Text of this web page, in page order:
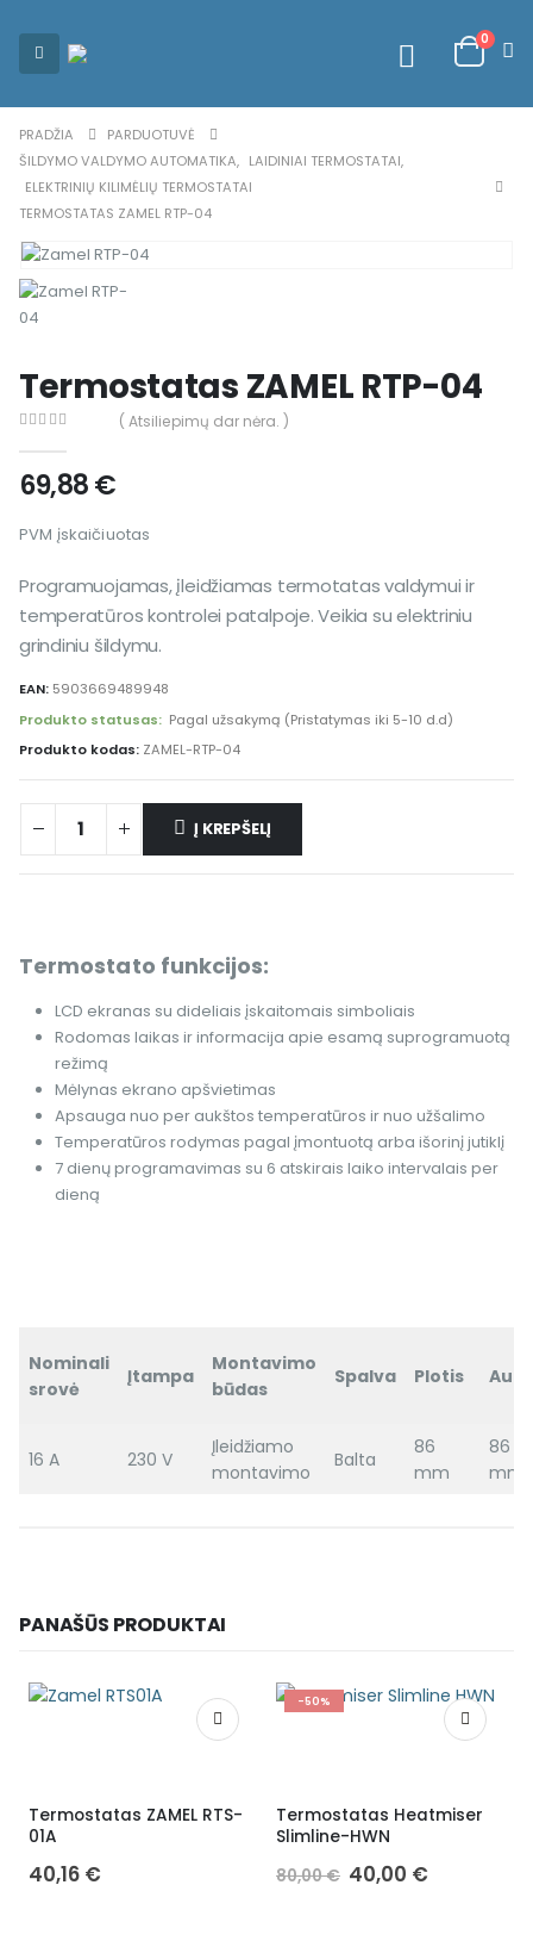
0
PRADŽIA
PARDUOTUVĖ
ŠILDYMO VALDYMO AUTOMATIKA, LAIDINIAI TERMOSTATAI,
ELEKTRINIŲ KILIMĖLIŲ TERMOSTATAI
TERMOSTATAS ZAMEL RTP-04
Termostatas ZAMEL RTP-04
( Atsiliepimų dar nėra. )
69,88€
PVM įskaičiuotas
Programuojamas, įleidžiamas termotatas valdymui ir
temperatūros kontrolei patalpoje. Veikia su elektriniu
grindiniu šildymu.
EAN: 5903669489948
Produkto statusas: Pagal užsakymą (Pristatymas iki 5-10 d.d)
Produkto kodas: ZAMEL-RTP-04
Į KREPŠELĮ
Termostato funkcijos:
LCD ekranas su dideliais įskaitomais simboliais
Rodomas laikas ir informacija apie esamą suprogramuotą
režimą
Mėlynas ekrano apšvietimas
Apsauga nuo per aukštos temperatūros ir nuo užšalimo
Temperatūros rodymas pagal įmontuotą arba išorinį jutiklį
7 dienų programavimas su 6 atskirais laiko intervalais per
dieną
Nominali
srovė
Įtampa
Montavimo
būdas
Spalva Plotis
16 A 230 V
Įleidžiamo
montavimo
Balta
86
mm
86
mm
PANAŠŪS PRODUKTAI
Termostatas ZAMEL RTS-
01A
40,16 €
-50%
Termostatas Heatmiser
Slimline-HWN
80,00€ 40,00 €